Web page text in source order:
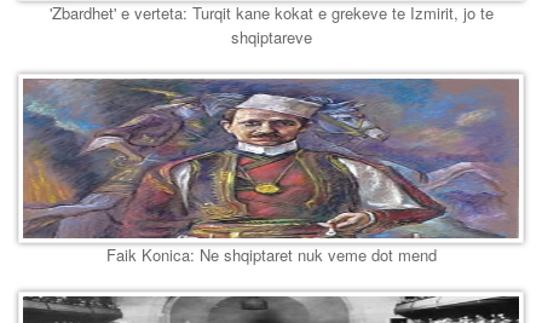
'Zbardhet' e verteta: Turqit kane kokat e grekeve te Izmirit, jo te
shqiptareve
Faik Konica: Ne shqiptaret nuk veme dot mend